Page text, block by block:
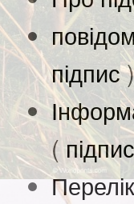
підпис
(